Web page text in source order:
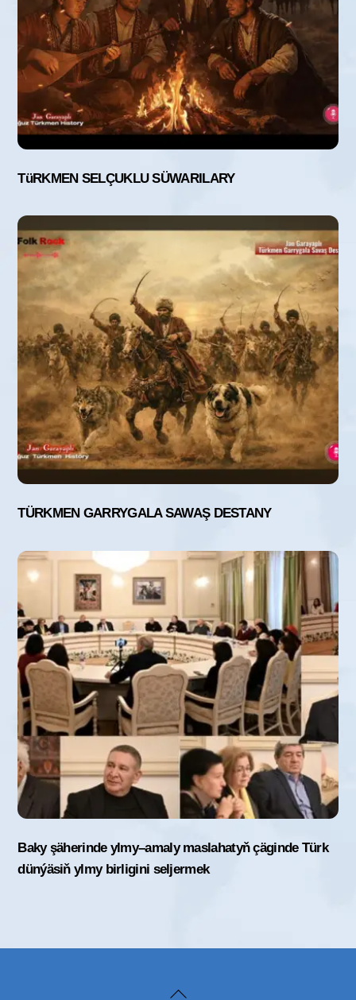
TüRKMEN SELÇUKLU SÜWARILARY
TÜRKMEN GARRYGALA SAWAŞ DESTANY
Baky şäherinde ylmy–amaly maslahatyň çäginde Türk
dünýäsiň ylmy birligini seljermek
Back